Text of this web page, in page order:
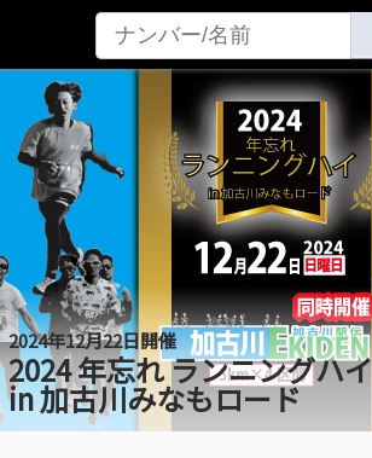
2024年12月22日開催
2024 年忘れ ランニングハイ
in 加古川みなもロード